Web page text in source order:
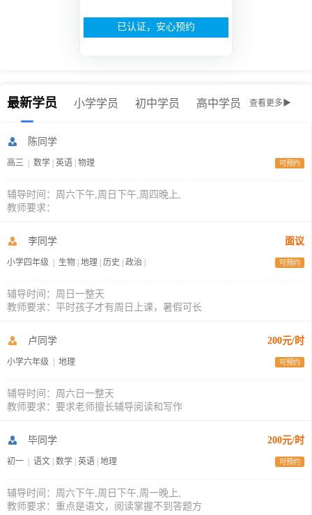
已认证，安心预约
最新学员 小学学员 初中学员 高中学员 查看更多▶
陈同学
高三 数学 英语 物理 可预约
辅导时间：周六下午,周日下午,周四晚上,
教师要求：
李同学 面议
小学四年级 生物 地理 历史 政治 可预约
辅导时间：周日一整天
教师要求：平时孩子才有周日上课，暑假可长
卢同学 200元/时
小学六年级 地理 可预约
辅导时间：周六日一整天
教师要求：要求老师擅长辅导阅读和写作
毕同学 200元/时
初一 语文 数学 英语 地理 可预约
辅导时间：周六下午,周日下午,周一晚上,
教师要求：重点是语文，阅读掌握不到答题方